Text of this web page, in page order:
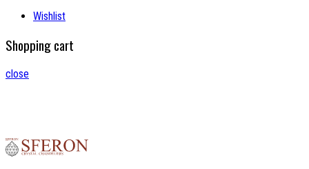
Wishlist
Shopping cart
close